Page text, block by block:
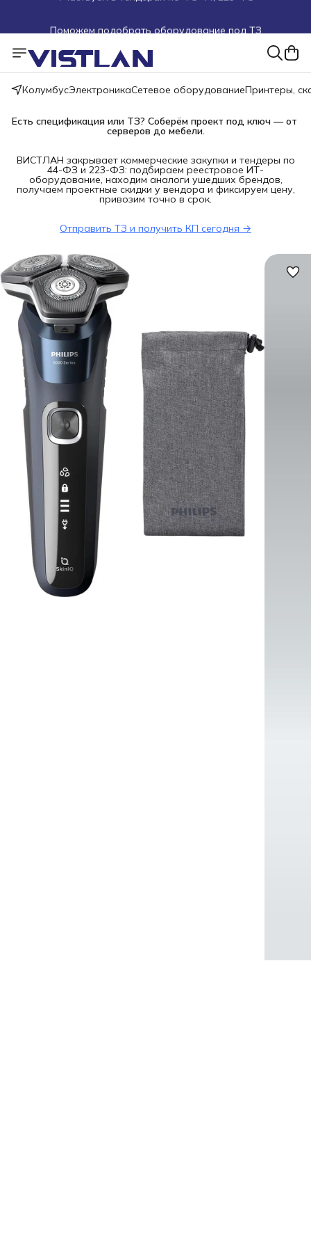
Пуско-наладочные работы
Пришлите запрос на e-mail или в чат
Более 100 000 позиций в наличии и под заказ
КолумбусЭлектроникаСетевое оборудованиеПринтеры,
Есть спецификация или ТЗ? Соберём проект под ключ — от
серверов до мебели.
ВИСТЛАН закрывает коммерческие закупки и тендеры по
44-ФЗ и 223-ФЗ: подбираем реестровое ИТ-
оборудование, находим аналоги ушедших брендов,
получаем проектные скидки у вендора и фиксируем цену,
привозим точно в срок.
Отправить ТЗ и получить КП сегодня →